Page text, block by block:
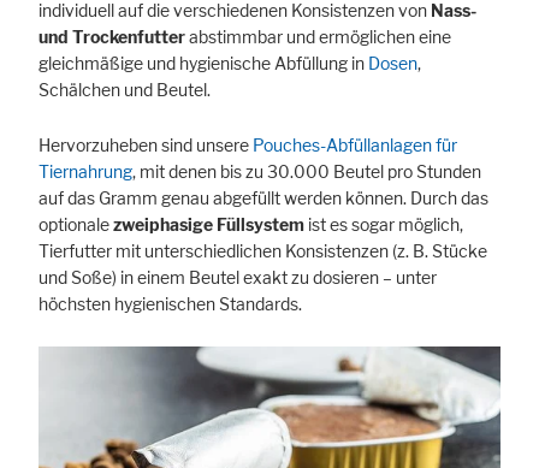
individuell auf die verschiedenen Konsistenzen von Nass-
und Trockenfutterabstimmbar und ermöglichen eine
gleichmäßige und hygienische Abfüllung in Dosen,
Schälchen und Beutel.
Hervorzuheben sind unsere Pouches-Abfüllanlagen für
Tiernahrung, mit denen bis zu 30.000 Beutel pro Stunden
auf das Gramm genau abgefüllt werden können. Durch das
optionalezweiphasige Füllsystem ist es sogar möglich,
Tierfutter mit unterschiedlichen Konsistenzen (z. B. Stücke
und Soße) in einem Beutel exakt zu dosieren – unter
höchsten hygienischen Standards.